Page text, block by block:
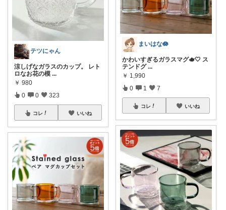
テツにゃん
涼しげなガラスのカップ。 レト
ロなお花の模 ...
￥ 980
0 0 323
コレ いいね
まいはな🪷
かわいすぎるガラスマグ🫖🤍 ス
テンドグ ...
￥ 1,990
0 1 7
コレ いいね